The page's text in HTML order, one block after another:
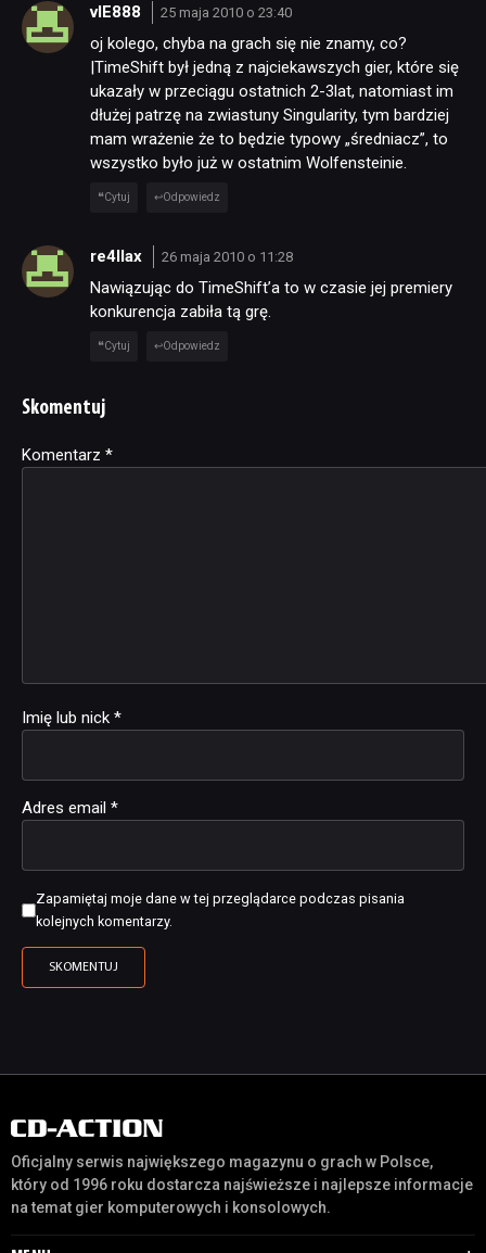
vIE888 25 maja 2010 o 23:40
oj kolego, chyba na grach się nie znamy, co?
|TimeShift był jedną z najciekawszych gier, które się
ukazały w przeciągu ostatnich 2-3lat, natomiast im
dłużej patrzę na zwiastuny Singularity, tym bardziej
mam wrażenie że to będzie typowy „średniacz”, to
wszystko było już w ostatnim Wolfensteinie.
Cytuj Odpowiedz
re4llax 26 maja 2010 o 11:28
Nawiązując do TimeShift’a to w czasie jej premiery
konkurencja zabiła tą grę.
Cytuj Odpowiedz
Skomentuj
Komentarz *
Imię lub nick *
Adres email *
Zapamiętaj moje dane w tej przeglądarce podczas pisania
kolejnych komentarzy.
Alternative:
Oficjalny serwis największego magazynu o grach w Polsce,
który od 1996 roku dostarcza najświeższe i najlepsze informacje
na temat gier komputerowych i konsolowych.